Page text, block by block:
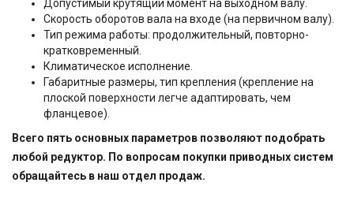
Допустимый крутящий момент на выходном валу.
Скорость оборотов вала на входе (на первичном валу).
Тип режима работы: продолжительный, повторно-
кратковременный.
Климатическое исполнение.
Габаритные размеры, тип крепления (крепление на
плоской поверхности легче адаптировать, чем
фланцевое).
Всего пять основных параметров позволяют подобрать
любой редуктор. По вопросам покупки приводных систем
обращайтесь в наш отдел продаж.